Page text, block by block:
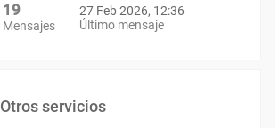
19
Mensajes
27 Feb 2026, 12:36
Último mensaje
Otros servicios